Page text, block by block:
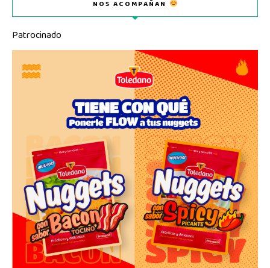
NOS ACOMPAÑAN
Patrocinado